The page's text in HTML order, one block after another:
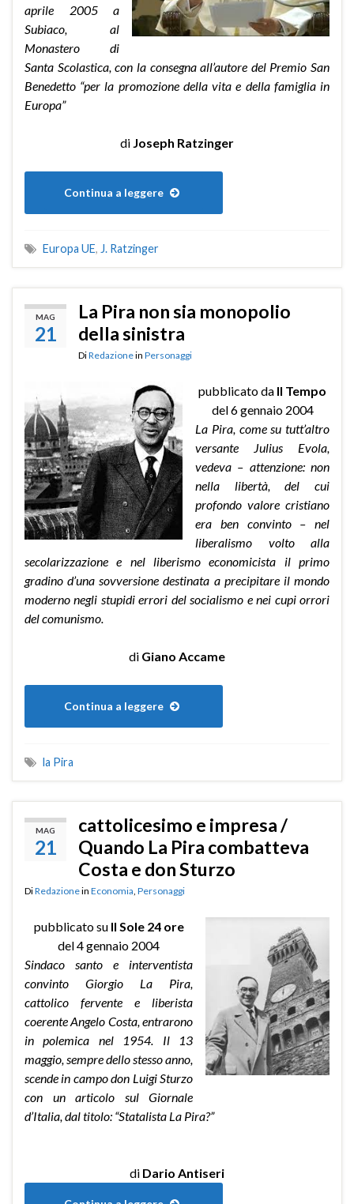
aprile 2005 a
Subiaco, al
Monastero di
Santa Scolastica, con la consegna all’autore del Premio San
Benedetto “per la promozione della vita e della famiglia in
Europa”
di Joseph Ratzinger
Continua a leggere
Europa UE, J. Ratzinger
MAG
21
La Pira non sia monopolio
della sinistra
DiRedazionein Personaggi
pubblicato da Il Tempo
del 6 gennaio 2004
La Pira, come su tutt’altro
versante Julius Evola,
vedeva – attenzione: non
nella libertà, del cui
profondo valore cristiano
era ben convinto – nel
liberalismo volto alla
secolarizzazione e nel liberismo economicista il primo
gradino d’una sovversione destinata a precipitare il mondo
moderno negli stupidi errori del socialismo e nei cupi orrori
del comunismo.
di Giano Accame
Continua a leggere
la Pira
MAG
21
cattolicesimo e impresa /
Quando La Pira combatteva
Costa e don Sturzo
DiRedazionein Economia, Personaggi
pubblicato suIl Sole 24 ore
del 4 gennaio 2004
Sindaco santo e interventista
convinto Giorgio La Pira,
cattolico fervente e liberista
coerente Angelo Costa, entrarono
in polemica nel 1954. Il 13
maggio, sempre dello stesso anno,
scende in campo don Luigi Sturzo
con un articolo sul Giornale
d’Italia, dal titolo: “Statalista La Pira?”
di Dario Antiseri